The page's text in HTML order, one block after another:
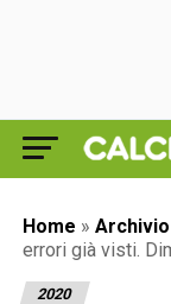
Home » Archivio
errori già visti.
2020